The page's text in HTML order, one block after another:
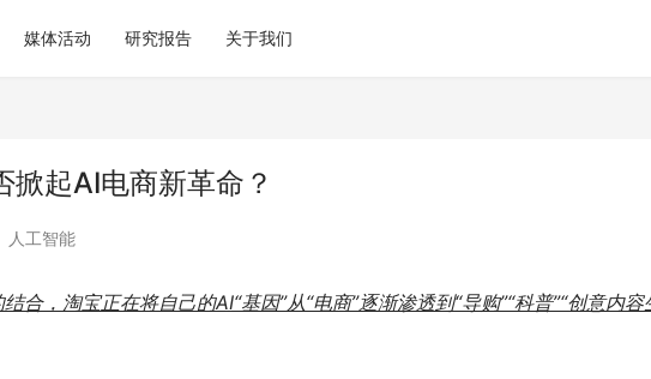
媒体活动 研究报告 关于我们
起AI电商新革命？
人工智能
合，淘宝正在将自己的AI“基因”从“电商”逐渐渗透到“导购”“科普”“创意内容